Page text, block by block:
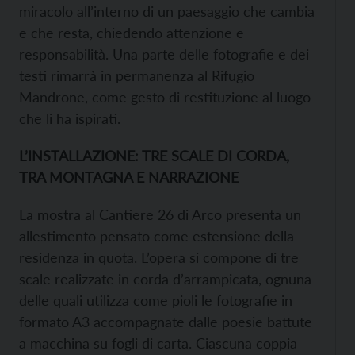
miracolo all’interno di un paesaggio che cambia
e che resta, chiedendo attenzione e
responsabilità. Una parte delle fotografie e dei
testi rimarrà in permanenza al Rifugio
Mandrone, come gesto di restituzione al luogo
che li ha ispirati.
L’INSTALLAZIONE: TRE SCALE DI CORDA,
TRA MONTAGNA E NARRAZIONE
La mostra al Cantiere 26 di Arco presenta un
allestimento pensato come estensione della
residenza in quota. L’opera si compone di tre
scale realizzate in corda d’arrampicata, ognuna
delle quali utilizza come pioli le fotografie in
formato A3 accompagnate dalle poesie battute
a macchina su fogli di carta. Ciascuna coppia